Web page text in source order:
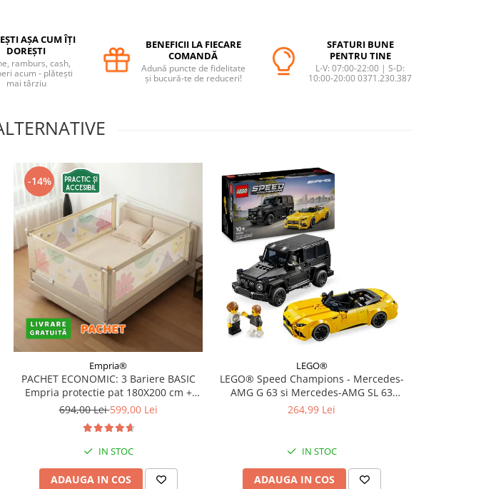
AȘA CUM ÎȚI
DOREȘTI
ramburs, cash,
acum - plătești
mai târziu
BENEFICII LA FIECARE
COMANDĂ
Adună puncte de fidelitate
și bucură-te de reduceri!
SFATURI BUNE
PENTRU TINE
L-V: 07:00-22:00 | S-D:
10:00-20:00 0371.230.387
-14%
Empria®
PACHET ECONOMIC: 3 Bariere BASIC
Empria protectie pat 180X200 cm +
bara stabilizatoare
694,00 Lei599,00 Lei
IN STOC
ADAUGA IN COS
LEGO®
LEGO® Speed Champions - Mercedes-
AMG G 63 si Mercedes-AMG SL 63
(76924), 808 piese
264,99 Lei
IN STOC
ADAUGA IN COS